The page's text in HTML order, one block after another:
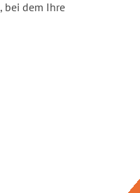
, bei dem Ihre